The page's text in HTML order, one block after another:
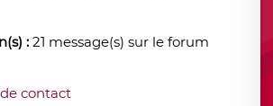
: 21 message(s) sur le forum
contact